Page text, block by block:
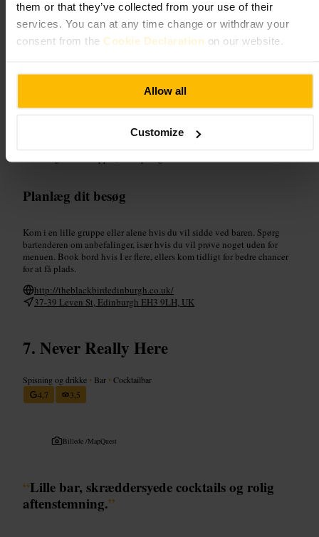
them or that they’ve collected from your use of their
services. You can at any time change or withdraw your
consent from the Cookie Declaration on our website.
Allow all
Customize
Velegnet til
Hvad du kan forvente
laver klassiske og moderne cocktails med omtanke. Musikken er
Planlæg dit besøg
Kom i en lille gruppe eller alene hvis du vil sidde ved baren. Spørg
bartenderen om anbefalinger, især hvis du vil prøve noget uden for
menuen. Book bord hvis I er flere, ellers kom tidligt for bedre chancer
for at få plads.
http://theblackbirdedinburgh.co.uk/
37-39 Leven St, Edinburgh EH3 9LH, UK
Never Really Here
Spisning og drikke • Bar •Cocktailbar
4,7
3,5
Billede /MapQuest
“Lille bar, skræddersyede cocktails og rolig
aftenstemning.”